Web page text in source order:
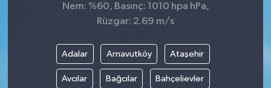
Nem: %60, Basınç: 1010 hpa hPa,
Rüzgar: 2.69 m/s
Adalar Arnavutköy Ataşehir
Avcılar Bağcılar Bahçelievler